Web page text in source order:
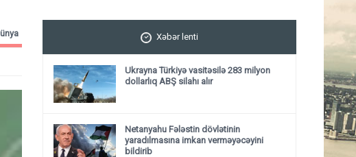
Xəbər lenti
Ukrayna Türkiyə vasitəsilə 283 milyon
dollarlıq ABŞ silahı alır
Netanyahu Fələstin dövlətinin
yaradılmasına imkan verməyəcəyini
bildirib